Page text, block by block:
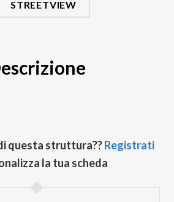
STREETVIEW
questa struttura??Registrati
la tua scheda